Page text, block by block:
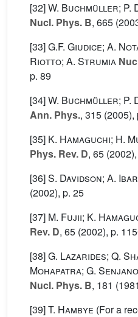
[32]W. Buchmüller; P.
Nucl. Phys. B, 665
[33]G.F. Giudice; A.
Riotto; A. Strumia
p. 89
[34]W. Buchmüller; P.
Ann. Phys., 315 (2005),
[35] K. Hamaguchi; H.
Phys. Rev. D, 65
[36]S. Davidson; A.
(2002), p. 25
[37] M. Fujii; K.
Rev. D, 65 (2002), p.
[38]G. Lazarides; Q.
Mohapatra; G.
Nucl. Phys. B, 181
[39]T. Hambye (For a